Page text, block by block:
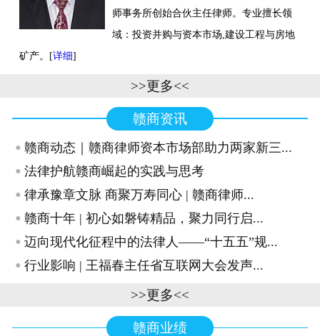
师事务所创始合伙主任律师。专业擅长领
域：投资并购与资本市场,建设工程与房地
矿产。[详细]
>>更多<<
赣商资讯
· 赣商动态｜赣商律师资本市场部助力两家新三...
· 法律护航赣商崛起的实践与思考
· 律承豫章文脉 商聚万寿同心 | 赣商律师...
· 赣商十年 | 初心如磐铸精品，聚力同行启...
· 迈向现代化征程中的法律人——“十五五”规...
· 行业影响 | 王福春主任省互联网大会发声...
>>更多<<
赣商业绩